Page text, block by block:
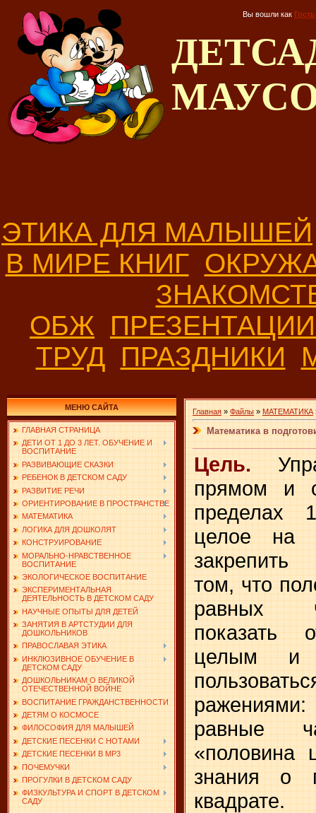
Вы вошли как Гость
ЭТИКА ДЛЯ МАЛЫШЕЙ
В МИРЕ КНИГ
ОБЖ
ТРУД ПРАЗДНИКИ
МЕНЮ САЙТА
ГЛАВНАЯ СТРАНИЦА
ДЕТИ ОТ 1 ДО 3 ЛЕТ. ОБУЧЕНИЕ И
ВОСПИТАНИЕ
РАЗВИВАЮЩИЕ СКАЗКИ
РЕБЕНОК В ДЕТСКОМ САДУ
РАЗВИТИЕ РЕЧИ
ОРИЕНТИРОВАНИЕ В ПРОСТРАНСТВЕ
МАТЕМАТИКА
ЛОГИКА ДЛЯ ДОШКОЛЯТ
КОНСТРУИРОВАНИЕ
МОРАЛЬНО-НРАВСТВЕННОЕ
ВОСПИТАНИЕ
ЭКОЛОГИЧЕСКОЕ ВОСПИТАНИЕ
ЭКСПЕРИМЕНТАЛЬНАЯ
ДЕЯТЕЛЬНОСТЬ В ДЕТСКОМ САДУ
НАУЧНЫЕ ОПЫТЫ ДЛЯ ДЕТЕЙ
ЗАНЯТИЯ В АРТСТУДИИ ДЛЯ
ДОШКОЛЬНИКОВ
ПРАВОСЛАВАЯ ЭТИКА
ИНКЛЮЗИВНОЕ ОБУЧЕНИЕ В
ДЕТСКОМ САДУ
ДОШКОЛЬНИКАМ О ВЕЛИКОЙ
ОТЕЧЕСТВЕННОЙ ВОЙНЕ
ВОСПИТАНИЕ ГРАЖДАНСТВЕННОСТИ
ДЕТЯМ О КОСМОСЕ
ФИЛОСОФИЯ ДЛЯ МАЛЫШЕЙ
ДЕТСКИЕ ПЕСЕНКИ С НОТАМИ
ДЕТСКИЕ ПЕСЕНКИ В MP3
ПОЧЕМУЧКИ
ПРОГУЛКИ В ДЕТСКОМ САДУ
ФИЗКУЛЬТУРА И СПОРТ В ДЕТСКОМ
САДУ
Главная » Файлы » МАТЕМАТИКА
Математика в
Цель.
прямом и
пределах
целое на
закрепить
том, что
равных
показать
целым и
равные
«половина
знания о
квадрате.